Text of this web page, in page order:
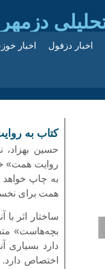
دزمهر
اخبار دزفول اخبار
کتاب به
حسین بهزاد،
روایت همت»
به چاپ
همت برای
ساختار اثر
بچه‌هاست»
دارد بسیاری
اختصاص